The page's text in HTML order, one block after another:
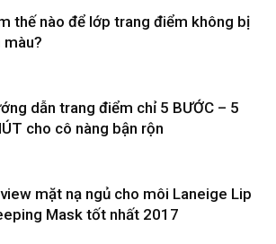
thế nào để lớp trang điểm không bị
màu?
dẫn trang điểm chỉ 5 BƯỚC – 5
cho cô nàng bận rộn
mặt nạ ngủ cho môi Laneige Lip
Mask tốt nhất 2017